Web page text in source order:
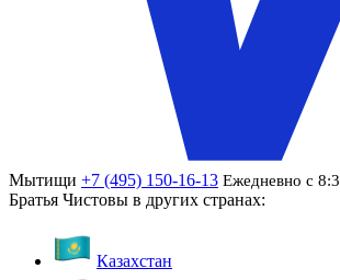
Мытищи +7 (495) 150-16-13 Ежедневно с
Братья Чистовы в других странах:
Казахстан